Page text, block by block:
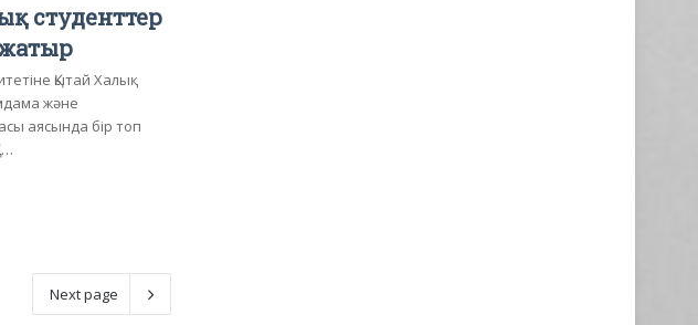
студенттер
жатыр
Қытай Халық
және
аясында бір топ
Next page